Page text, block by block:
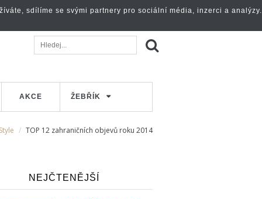
AKCE ŽEBŘÍK
TOP 12 zahraničních objevů roku 2014
NEJČTENĚJŠÍ
sdílíme se svými partnery pro sociální média, inzerci a analýzy.